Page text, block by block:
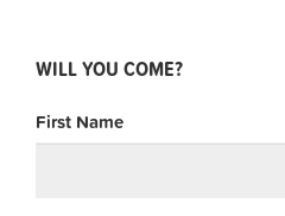
WILL YOU COME?
First Name